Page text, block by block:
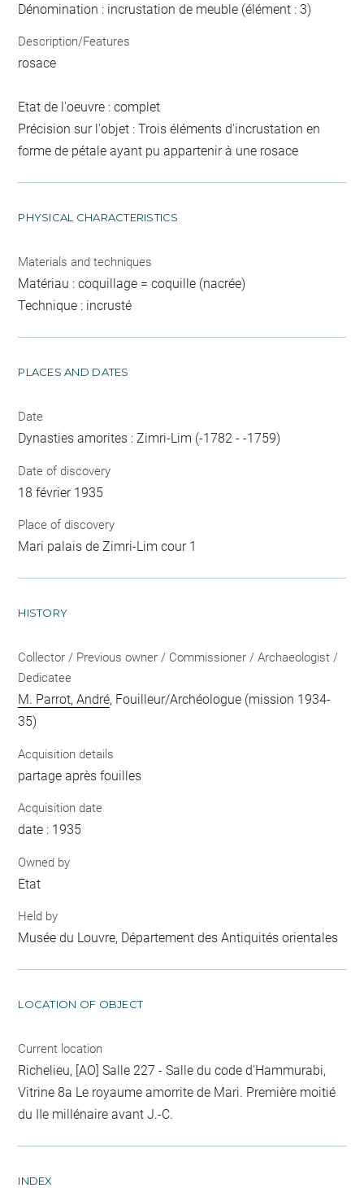
Dénomination : incrustation de meuble (élément : 3)
Description/Features
rosace
Etat de l'oeuvre : complet
Précision sur l'objet : Trois éléments d'incrustation en
forme de pétale ayant pu appartenir à une rosace
PHYSICAL CHARACTERISTICS
Materials and techniques
Matériau : coquillage = coquille (nacrée)
Technique : incrusté
PLACES AND DATES
Date
Dynasties amorites : Zimri-Lim (-1782 - -1759)
Date of discovery
18 février 1935
Place of discovery
Mari palais de Zimri-Lim cour 1
HISTORY
Collector / Previous owner / Commissioner / Archaeologist /
Dedicatee
M. Parrot, André, Fouilleur/Archéologue (mission 1934-
35)
Acquisition details
partage après fouilles
Acquisition date
date : 1935
Owned by
Etat
Held by
Musée du Louvre, Département des Antiquités orientales
LOCATION OF OBJECT
Current location
Richelieu, [AO] Salle 227 - Salle du code d'Hammurabi,
Vitrine 8a Le royaume amorrite de Mari. Première moitié
du IIe millénaire avant J.-C.
INDEX